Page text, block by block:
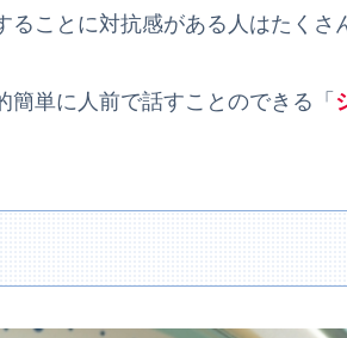
ことに対抗感がある人はたくさ
単に人前で話すことのできる「